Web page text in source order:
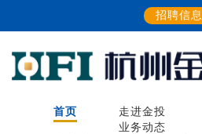
招聘信息
首页 走进金投
业务动态